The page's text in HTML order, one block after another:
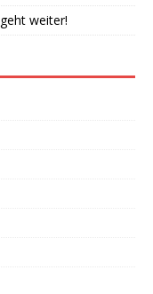
weiter!